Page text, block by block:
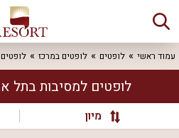
עמוד ראשי לופטים לופטים במרכז
לופטים למסיבות בתל
מיון